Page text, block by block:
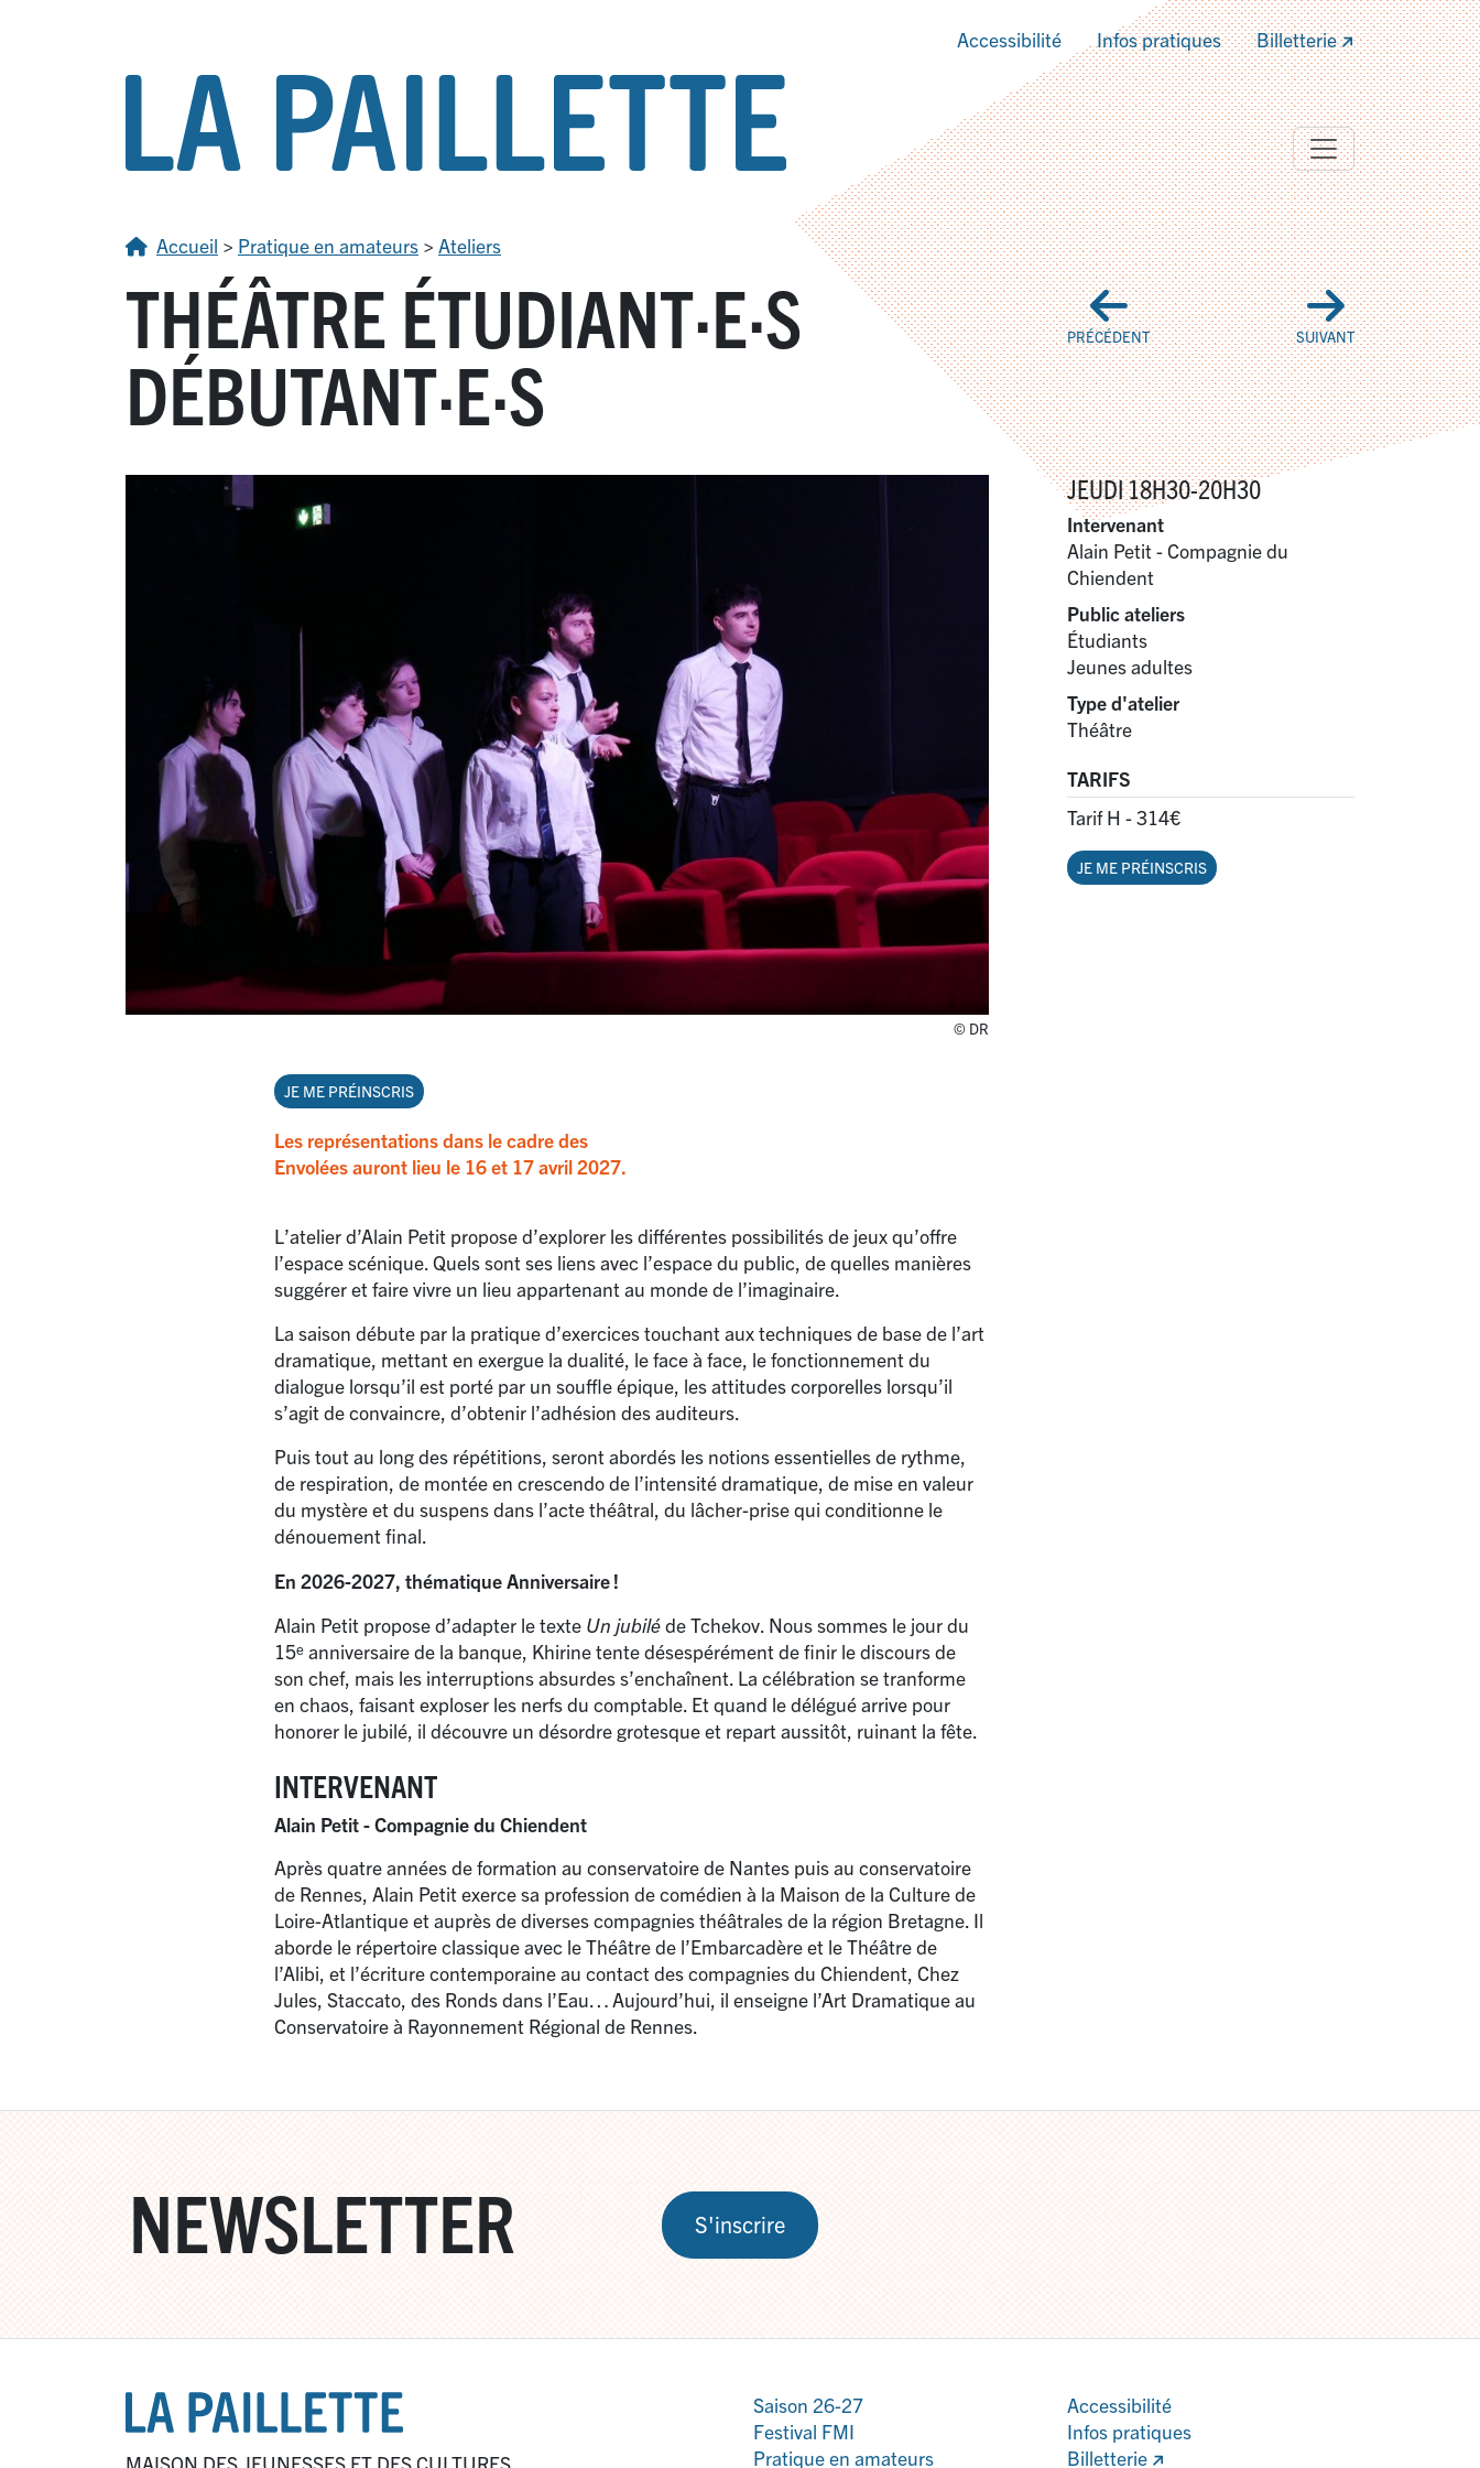
Accessibilité Infos pratiques Billetterie
Accueil > Pratique en amateurs > Ateliers
THÉÂTRE ÉTUDIANT·E·S
DÉBUTANT·E·S
PRÉCÉDENT SUIVANT
© DR
JE ME PRÉINSCRIS
Les représentations dans le cadre des
Envolées auront lieu le 16 et 17 avril 2027.
L’atelier d’Alain Petit propose d’explorer les différentes possibilités de jeux qu’offre
l’espace scénique. Quels sont ses liens avec l’espace du public, de quelles manières
suggérer et faire vivre un lieu appartenant au monde de l’imaginaire.
La saison débute par la pratique d’exercices touchant aux techniques de base de l’art
dramatique, mettant en exergue la dualité, le face à face, le fonctionnement du
dialogue lorsqu’il est porté par un souffle épique, les attitudes corporelles lorsqu’il
s’agit de convaincre, d’obtenir l’adhésion des auditeurs.
Puis tout au long des répétitions, seront abordés les notions essentielles de rythme,
de respiration, de montée en crescendo de l’intensité dramatique, de mise en valeur
du mystère et du suspens dans l’acte théâtral, du lâcher-prise qui conditionne le
dénouement final.
En 2026-2027, thématique Anniversaire !
Alain Petit propose d’adapter le texte Un jubiléde Tchekov. Nous sommes le jour du
15ᵉ anniversaire de la banque, Khirine tente désespérément de finir le discours de
son chef, mais les interruptions absurdes s’enchaînent. La célébration se tranforme
en chaos, faisant exploser les nerfs du comptable. Et quand le délégué arrive pour
honorer le jubilé, il découvre un désordre grotesque et repart aussitôt, ruinant la fête.
INTERVENANT
Alain Petit - Compagnie du Chiendent
Après quatre années de formation au conservatoire de Nantes puis au conservatoire
de Rennes, Alain Petit exerce sa profession de comédien à la Maison de la Culture de
Loire-Atlantique et auprès de diverses compagnies théâtrales de la région Bretagne. Il
aborde le répertoire classique avec le Théâtre de l’Embarcadère et le Théâtre de
l’Alibi, et l’écriture contemporaine au contact des compagnies du Chiendent, Chez
Jules, Staccato, des Ronds dans l’Eau… Aujourd’hui, il enseigne l’Art Dramatique au
Conservatoire à Rayonnement Régional de Rennes.
JEUDI 18H30-20H30
Intervenant
Alain Petit - Compagnie du
Chiendent
Public ateliers
Étudiants
Jeunes adultes
Type d'atelier
Théâtre
TARIFS
Tarif H - 314€
JE ME PRÉINSCRIS
NEWSLETTER S'inscrire
Saison 26-27
Festival FMI
Pratique en amateurs
Accessibilité
Infos pratiques
Billetterie